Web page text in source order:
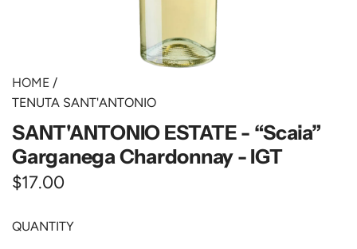
HOME /
TENUTA SANT'ANTONIO
SANT'ANTONIO ESTATE - “Scaia”
Garganega Chardonnay - IGT
R
g
$17.00
QUANTITY